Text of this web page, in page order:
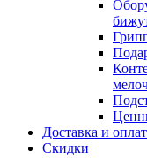
Доставка и
Скидки